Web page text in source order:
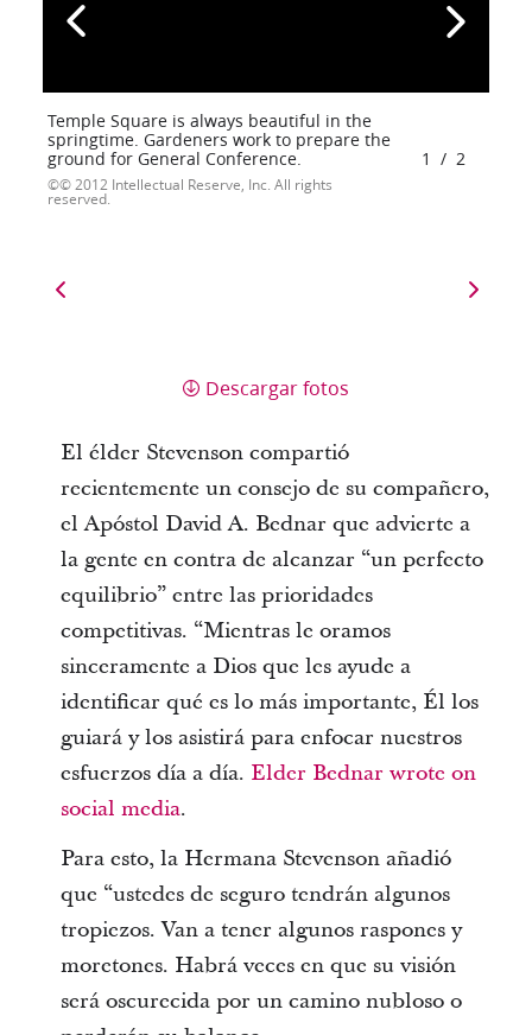
Temple Square is always beautiful in the
springtime. Gardeners work to prepare the
ground for General Conference.
© 2012 Intellectual Reserve, Inc. All rights
reserved.
1 / 2
Descargar fotos
El élder Stevenson compartió
recientemente un consejo de su compañero,
el Apóstol David A. Bednar que advierte a
la gente en contra de alcanzar “un perfecto
equilibrio” entre las prioridades
competitivas. “Mientras le oramos
sinceramente a Dios que les ayude a
identificar qué es lo más importante, Él los
guiará y los asistirá para enfocar nuestros
esfuerzos día a día. Elder Bednar wrote on
social media.
Para esto, la Hermana Stevenson añadió
que “ustedes de seguro tendrán algunos
tropiezos. Van a tener algunos raspones y
moretones. Habrá veces en que su visión
será oscurecida por un camino nubloso o